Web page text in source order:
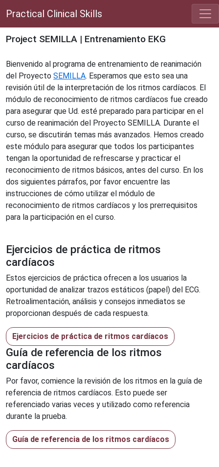
Practical Clinical Skills
Project SEMILLA | Entrenamiento EKG
Bienvenido al programa de entrenamiento de reanimación
del Proyecto SEMILLA. Esperamos que esto sea una
revisión útil de la interpretación de los ritmos cardíacos. El
módulo de reconocimiento de ritmos cardíacos fue creado
para asegurar que Ud. esté preparado para participar en el
curso de reanimación del Proyecto SEMILLA. Durante el
curso, se discutirán temas más avanzados. Hemos creado
este módulo para asegurar que todos los participantes
tengan la oportunidad de refrescarse y practicar el
reconocimiento de ritmos básicos, antes del curso. En los
dos siguientes párrafos, por favor encuentre las
instrucciones de cómo utilizar el módulo de
reconocimiento de ritmos cardíacos y los prerrequisitos
para la participación en el curso.
Ejercicios de práctica de ritmos
cardíacos
Estos ejercicios de práctica ofrecen a los usuarios la
oportunidad de analizar trazos estáticos (papel) del ECG.
Retroalimentación, análisis y consejos inmediatos se
proporcionan después de cada respuesta.
Ejercicios de práctica de ritmos cardíacos
Guía de referencia de los ritmos
cardíacos
Por favor, comience la revisión de los ritmos en la guía de
referencia de ritmos cardíacos. Esto puede ser
referenciado varias veces y utilizado como referencia
durante la prueba.
Guía de referencia de los ritmos cardíacos